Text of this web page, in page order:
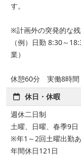
す。
※計画外の突発的な残
（例）日勤 8:30～
業）
休憩60分 実働8時間
休日・休暇
週休二日制
土曜、日曜、春季9
※年1～2回土曜出勤あ
年間休日121日